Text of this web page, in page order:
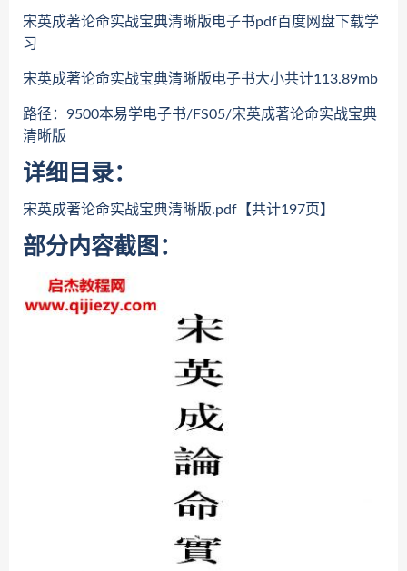
宋英成著论命实战宝典清晰版电子书pdf百度网盘下载学
习
宋英成著论命实战宝典清晰版电子书大小共计113.89mb
路径：9500本易学电子书/FS05/宋英成著论命实战宝典
清晰版
详细目录：
宋英成著论命实战宝典清晰版.pdf【共计197页】
部分内容截图：